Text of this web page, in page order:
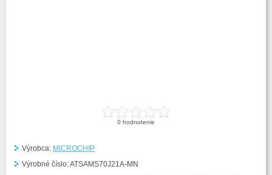
0 hodnotenie
Výrobca: MICROCHIP
Výrobné číslo:ATSAMS70J21A-MN